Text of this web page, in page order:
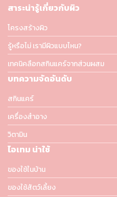
สาระน่ารู้เกี่ยวกับผิว
โครงสร้างผิว
รู้หรือไม่ เรามีผิวแบบไหน?
เทคนิคลือกสกินแคร์จากส่วนผสม
บทความจัดอันดับ
สกินแคร์
เครื่องสำอาง
วิตามิน
ไอเทม น่าใช้
ของใช้ในบ้าน
ของใช้สัตว์เลี้ยง